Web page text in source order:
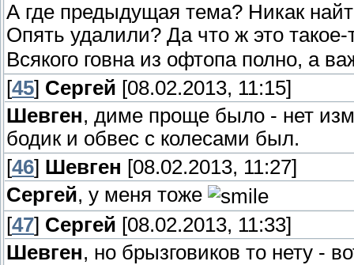
А где предыдущая тема? Никак
Опять удалили? Да что ж это
Всякого говна из офтопа полно, а
[45] Сергей [08.02.2013, 11:15]
Шевген, диме проще было - нет
бодик и обвес с колесами был.
[46] Шевген [08.02.2013, 11:27]
Сергей, у меня тоже
[47] Сергей [08.02.2013, 11:33]
Шевген, но брызговиков то нету -